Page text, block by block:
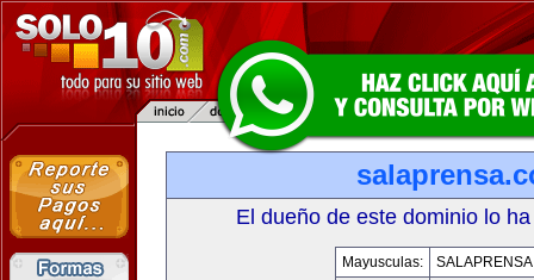
El dueño de este dominio lo
Mayusculas: